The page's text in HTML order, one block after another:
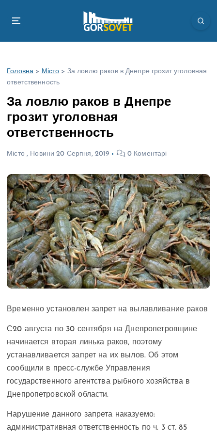
Головна > Місто > За ловлю раков в Днепре грозит уголовная
ответственность
За ловлю раков в Днепре
грозит уголовная
ответственность
Місто, Новини 20 Серпня, 2019 0 Коментарі
Временно установлен запрет на вылавливание раков
С20 августа по 30 сентября на Днепропетровщине
начинается вторая линька раков, поэтому
устанавливается запрет на их вылов. Об этом
сообщили в пресс-службе Управления
государственного агентства рыбного хозяйства в
Днепропетровской области.
Нарушение данного запрета наказуемо:
административная ответственность по ч. 3 ст. 85